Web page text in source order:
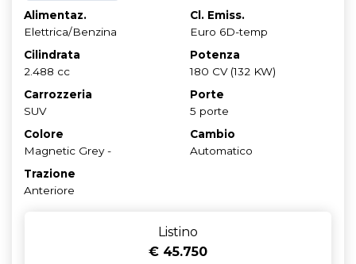
Alimentaz.
Elettrica/Benzina
Cl. Emiss.
Euro 6D-temp
Cilindrata
2.488 cc
Potenza
180 CV (132 KW)
Carrozzeria
SUV
Porte
5 porte
Colore
Magnetic Grey -
Cambio
Automatico
Trazione
Anteriore
Listino
€ 45.750